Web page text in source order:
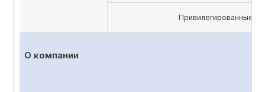
Привилегированные
О компании